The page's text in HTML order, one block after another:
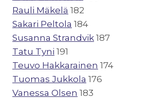
Rauli Mäkelä 182
Sakari Peltola 184
Susanna Strandvik 187
Tatu Tyni 191
Teuvo Hakkarainen 174
Tuomas Jukkola 176
Vanessa Olsen 183